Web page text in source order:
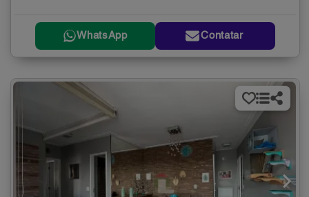
WhatsApp Contatar